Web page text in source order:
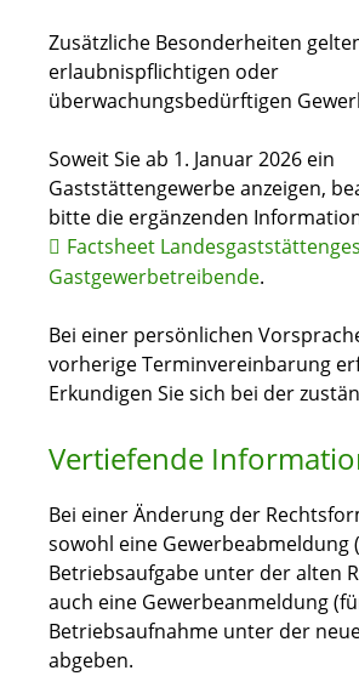
Zusätzliche Besonderheiten
erlaubnispflichtigen oder
überwachungsbedürftigen
Soweit Sie ab 1. Januar 2026 ein
Gaststättengewerbe anzeigen,
bitte die ergänzenden
Factsheet
Gastgewerbetreibende.
Bei einer persönlichen
vorherige Terminvereinbarung
Erkundigen Sie sich bei der
Vertiefende
Bei einer Änderung der
sowohl eine Gewerbeabmeldung
Betriebsaufgabe unter der alten
auch eine Gewerbeanmeldung
Betriebsaufnahme unter der
abgeben.